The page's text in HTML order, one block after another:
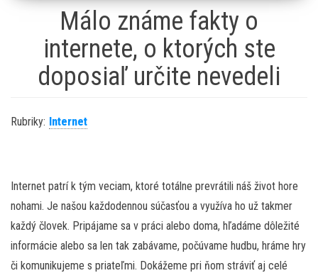
Málo známe fakty o
internete, o ktorých ste
doposiaľ určite nevedeli
Rubriky: Internet
Internet patrí k tým veciam, ktoré totálne prevrátili náš život hore
nohami. Je našou každodennou súčasťou a využíva ho už takmer
každý človek. Pripájame sa v práci alebo doma, hľadáme dôležité
informácie alebo sa len tak zabávame, počúvame hudbu, hráme hry
či komunikujeme s priateľmi. Dokážeme pri ňom stráviť aj celé